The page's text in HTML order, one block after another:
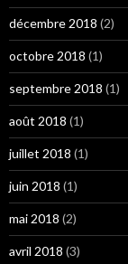
décembre 2018 (2)
octobre 2018 (1)
septembre 2018 (1)
août 2018 (1)
juillet 2018 (1)
juin 2018 (1)
mai 2018 (2)
avril 2018 (3)